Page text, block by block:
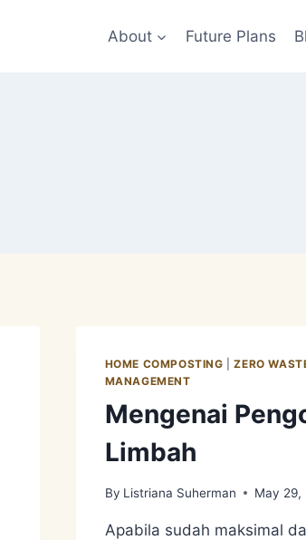
About Future Plans
HOME COMPOSTING |ZERO
MANAGEMENT
Mengenai
Limbah
By Listriana Suherman May 29,
Apabila sudah maksimal